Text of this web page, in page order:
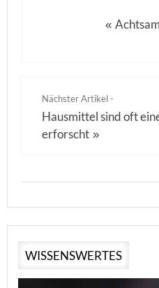
«
Nächster Artikel -
Hausmittel sind oft
erforscht »
WISSENSWERTES